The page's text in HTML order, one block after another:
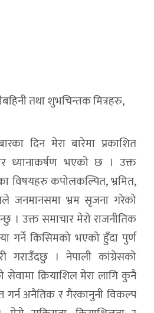
तथा शुभचिन्तक मित्रहरु,
दिन मेरा बारेमा प्रकाशित
ध्यानाकर्षण भएको छ । उक्त
विषयहरु कपोलकल्पित, भ्रमित,
जनमानसमा भ्रम सृजना गरेको
। उक्त समाचार मेरो राजनीतिक
गर्ने किसिमको भएको हुँदा पुर्ण
गराउँदछु । नेपाली कांग्रेसको
सेवामा क्रियाशिल मेरा लागि कुनै
गर्न अनैतिक र गैरकानुनी विकल्प